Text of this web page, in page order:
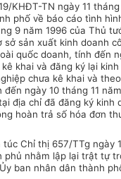
KHĐT-TN ngày 11
phố về báo cáo tình
9 năm 1996 của Thủ
sở sản xuất kinh doanh
quốc doanh, tính đến
khai và đăng ký lại
chưa kê khai và
ngày 10 tháng 11
địa chỉ đã đăng ký kinh
hoàn trả số hóa đơn
Chỉ thị 657/TTg ngày
phủ nhằm lập lại trật tự
ban nhân dân thành